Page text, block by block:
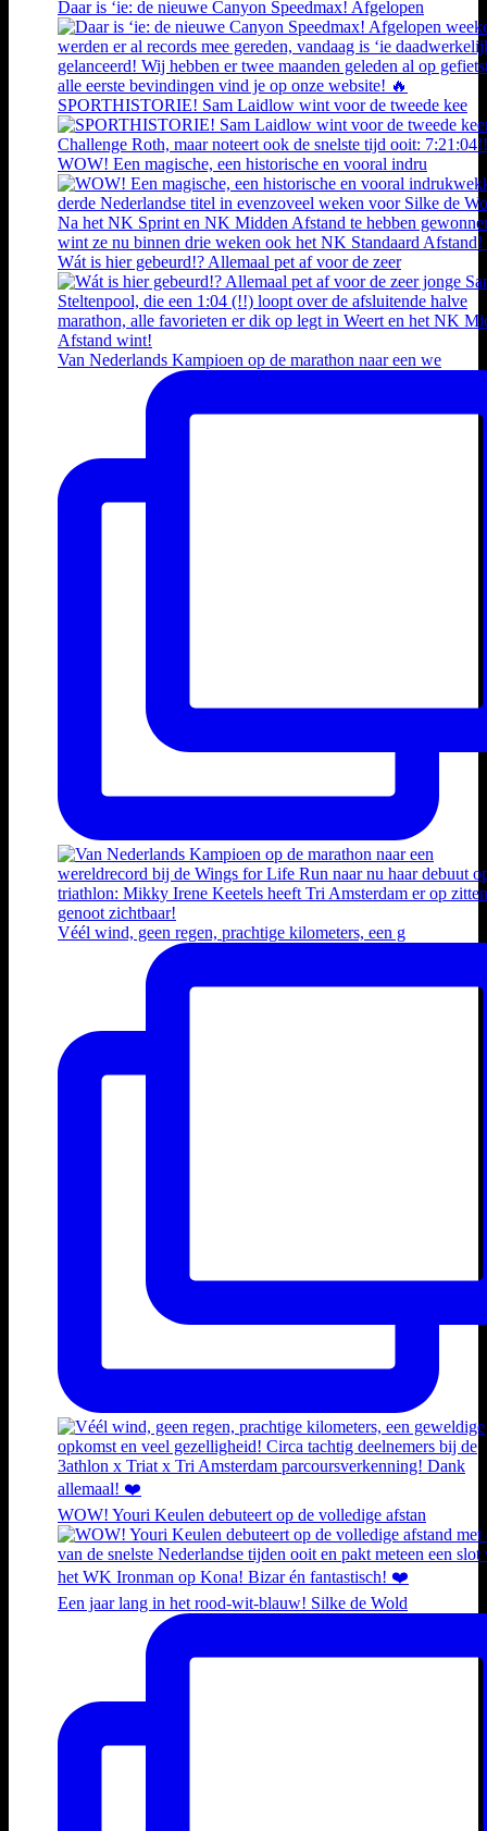
Daar is ‘ie: de nieuwe Canyon Speedmax! Afgelopen
SPORTHISTORIE! Sam Laidlow wint voor de tweede kee
WOW! Een magische, een historische en vooral indru
Wát is hier gebeurd!? Allemaal pet af voor de zeer
Van Nederlands Kampioen op de marathon naar een we
Véél wind, geen regen, prachtige kilometers, een g
WOW! Youri Keulen debuteert op de volledige afstan
Een jaar lang in het rood-wit-blauw! Silke de Wold